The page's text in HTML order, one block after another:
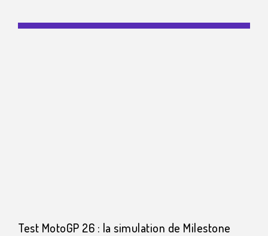
Test MotoGP 26 : la simulation de Milestone